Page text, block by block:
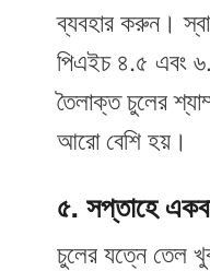
ব্যবহার করুন।
পিএইচ ৪.৫ এবং
তৈলাক্ত চুলের
আরো বেশি হয়।
৫. সপ্তাহে
চুলের যত্নে তেল